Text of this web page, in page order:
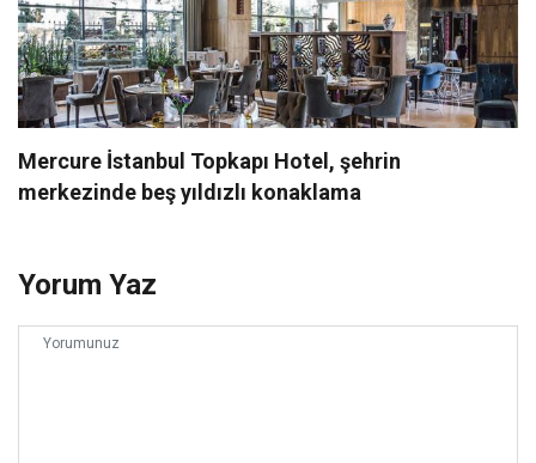
Mercure İstanbul Topkapı Hotel, şehrin
merkezinde beş yıldızlı konaklama
Yorum Yaz